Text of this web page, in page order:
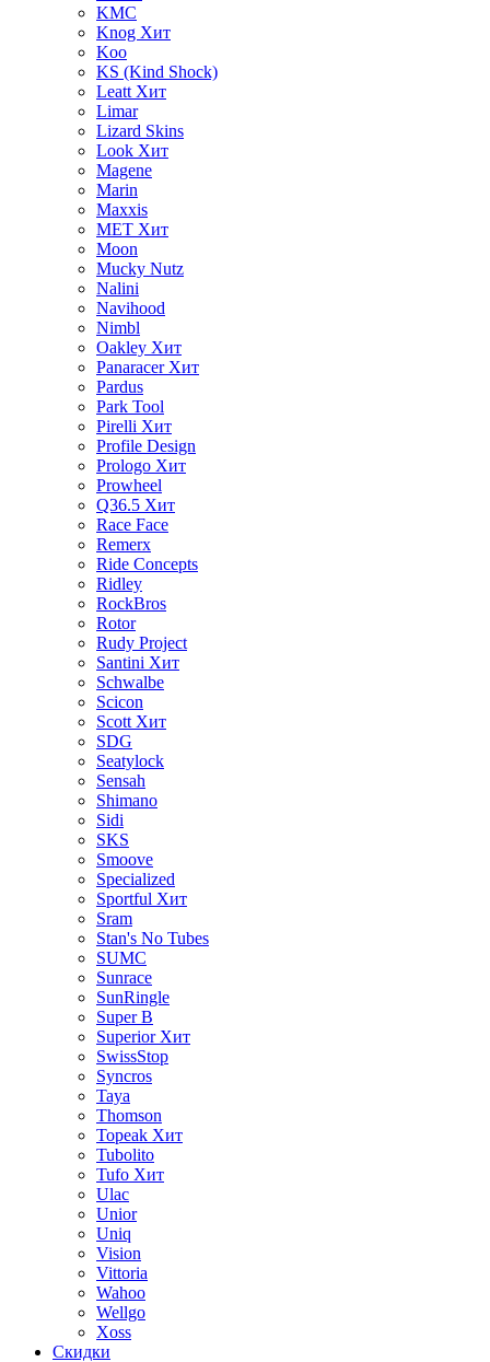
KMC
Knog Хит
Koo
KS (Kind Shock)
Leatt Хит
Limar
Lizard Skins
Look Хит
Magene
Marin
Maxxis
MET Хит
Moon
Mucky Nutz
Nalini
Navihood
Nimbl
Oakley Хит
Panaracer Хит
Pardus
Park Tool
Pirelli Хит
Profile Design
Prologo Хит
Prowheel
Q36.5 Хит
Race Face
Remerx
Ride Concepts
Ridley
RockBros
Rotor
Rudy Project
Santini Хит
Schwalbe
Scicon
Scott Хит
SDG
Seatylock
Sensah
Shimano
Sidi
SKS
Smoove
Specialized
Sportful Хит
Sram
Stan's No Tubes
SUMC
Sunrace
SunRingle
Super B
Superior Хит
SwissStop
Syncros
Taya
Thomson
Topeak Хит
Tubolito
Tufo Хит
Ulac
Unior
Uniq
Vision
Vittoria
Wahoo
Wellgo
Xoss
Скидки